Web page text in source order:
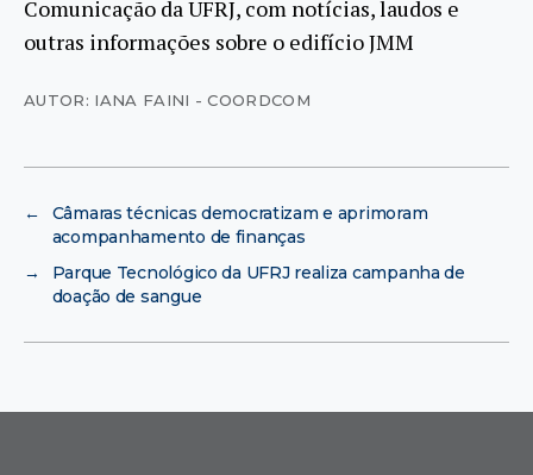
Comunicação da UFRJ, com notícias, laudos e
outras informações sobre o edifício JMM
AUTOR: IANA FAINI - COORDCOM
←
Câmaras técnicas democratizam e aprimoram
acompanhamento de finanças
→
Parque Tecnológico da UFRJ realiza campanha de
doação de sangue